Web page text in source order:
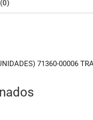
71360-00006